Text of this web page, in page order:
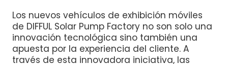
Los nuevos vehículos de exhibición móviles
de DIFFUL Solar Pump Factory no son solo una
innovación tecnológica sino también una
apuesta por la experiencia del cliente. A
través de esta innovadora iniciativa, las